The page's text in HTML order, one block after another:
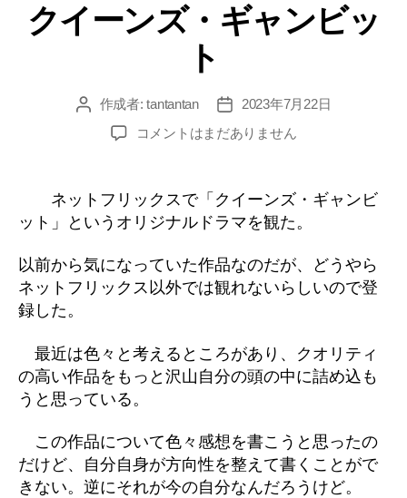
ー
クイーンズ・ギャンビッ
ト
投 作成者:tantantan
投
稿
日
2023年7月22日
ク
ズ・
ギ
ン
ビ
へ
の
コメントはまだありません
ネットフリックスで「クイーンズ・ギャンビ
ット」というオリジナルドラマを観た。
以前から気になっていた作品なのだが、どうやら
ネットフリックス以外では観れないらしいので登
録した。
最近は色々と考えるところがあり、クオリティ
の高い作品をもっと沢山自分の頭の中に詰め込も
うと思っている。
この作品について色々感想を書こうと思ったの
だけど、自分自身が方向性を整えて書くことがで
きない。逆にそれが今の自分なんだろうけど。